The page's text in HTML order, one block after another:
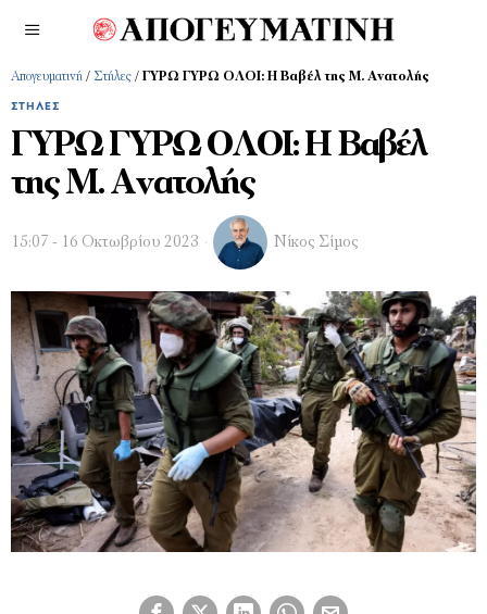
Απογευματινή / Στήλες / ΓΥΡΩ ΓΥΡΩ ΟΛΟΙ: Η Βαβέλ της Μ. Ανατολής
ΣΤΉΛΕΣ
ΓΥΡΩ ΓΥΡΩ ΟΛΟΙ: Η Βαβέλ
της Μ. Ανατολής
15:07 - 16 Οκτωβρίου 2023 Νίκος Σίμος